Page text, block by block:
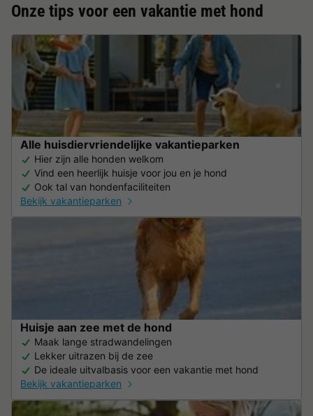
Onze tips voor een vakantie met hond
Alle huisdiervriendelijke vakantieparken
Hier zijn alle honden welkom
Vind een heerlijk huisje voor jou en je hond
Ook tal van hondenfaciliteiten
Bekijk vakantieparken
Huisje aan zee met de hond
Maak lange stradwandelingen
Lekker uitrazen bij de zee
De ideale uitvalbasis voor een vakantie met hond
Bekijk vakantieparken